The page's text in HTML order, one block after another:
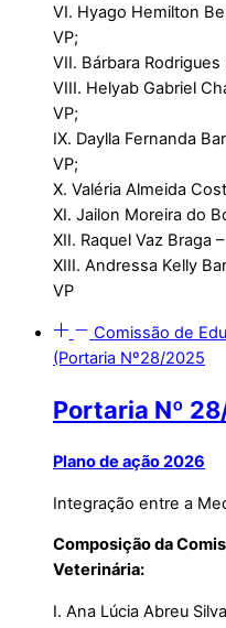
VI. Hyago Hemilton
VP;
VII. Bárbara
VIII. Helyab Gabriel
VP;
IX. Daylla Fernanda
VP;
X. Valéria Almeida
XI. Jailon Moreira do
XII. Raquel Vaz Braga
XIII. Andressa Kelly
VP
Comissão de
(Portaria Nº28/2025
Portaria Nº
Plano de ação 2026
Integração entre a
Composição da
Veterinária:
I. Ana Lúcia Abreu